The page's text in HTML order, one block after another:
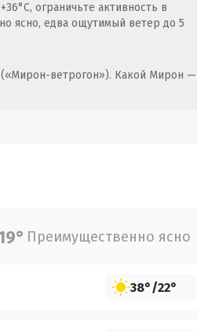
ограничьте активность в
ясно, едва ощутимый ветер до 5
ветрогон»). Какой Мирон —
Преимущественно ясно
38°/22°